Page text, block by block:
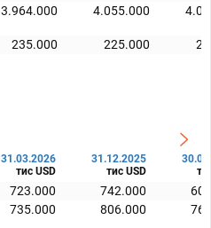
3.964.000 4.055.000
235.000 225.000
31.03.2026
тис USD
31.12.2025
тис USD
723.000 742.000
735.000 806.000